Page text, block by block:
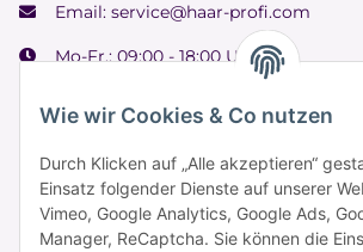
Wie wir Cookies & Co nutzen
Durch Klicken auf „Alle akzeptieren“
Einsatz folgender Dienste auf unserer
Vimeo, Google Analytics, Google Ads,
Manager, ReCaptcha. Sie können die
Email: service@haar-profi.com
Mo-Fr.: 09:00 - 18:00 Uhr
Samstag: 09:00 - 15:00 Uhr
Informationen